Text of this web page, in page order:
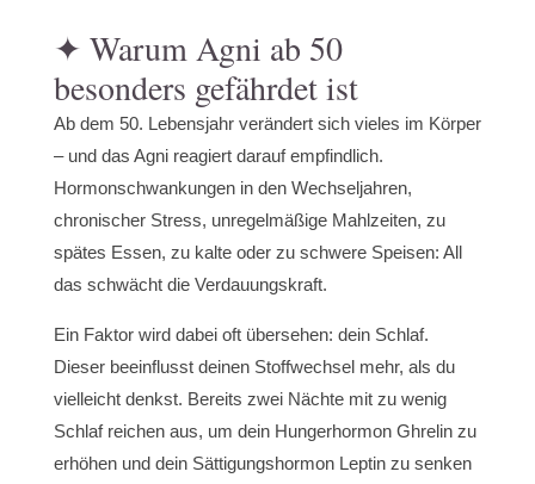
✦ Warum Agni ab 50
besonders gefährdet ist
Ab dem 50. Lebensjahr verändert sich vieles im Körper
– und das Agni reagiert darauf empfindlich.
Hormonschwankungen in den Wechseljahren,
chronischer Stress, unregelmäßige Mahlzeiten, zu
spätes Essen, zu kalte oder zu schwere Speisen: All
das schwächt die Verdauungskraft.
Ein Faktor wird dabei oft übersehen: dein Schlaf.
Dieser beeinflusst deinen Stoffwechsel mehr, als du
vielleicht denkst. Bereits zwei Nächte mit zu wenig
Schlaf reichen aus, um dein Hungerhormon Ghrelin zu
erhöhen und dein Sättigungshormon Leptin zu senken